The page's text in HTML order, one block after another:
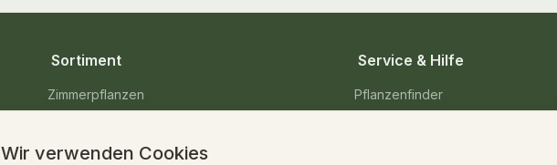
Sortiment
Zimmerpflanzen
Blumensträuße
Service & Hilfe
Pflanzenfinder
Wir verwenden Cookies